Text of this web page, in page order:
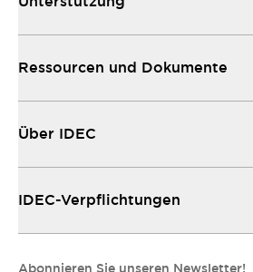
Ressourcen und Dokumente
Über IDEC
IDEC-Verpflichtungen
Abonnieren Sie unseren Newsletter!